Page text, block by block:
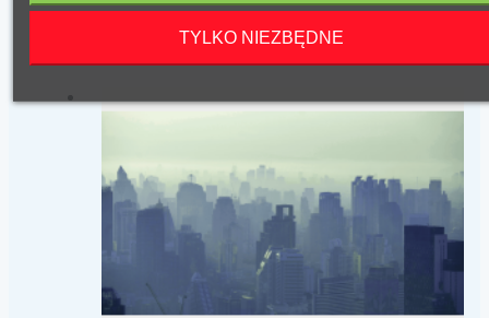
TYLKO NIEZBĘDNE